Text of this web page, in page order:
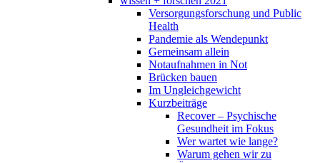
Versorgungsforschung und Public
Health
Pandemie als Wendepunkt
Gemeinsam allein
Notaufnahmen in Not
Brücken bauen
Im Ungleichgewicht
Kurzbeiträge
Recover – Psychische
Gesundheit im Fokus
Wer wartet wie lange?
Warum gehen wir zu